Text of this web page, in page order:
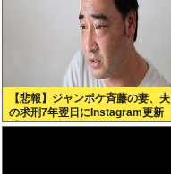
【悲報】ジャンポケ斉藤の妻、夫
の求刑7年翌日にInstagram更新
「楽しすぎた」←これｗ